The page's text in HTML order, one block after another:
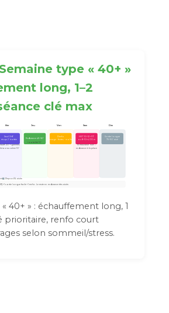
type « 40+ »
long, 1–2
clé max
Mer Jeu Ven Sam Dim
Seuil 3×8′
récup 2′ trottée
20′ + gammes
Retour au calme 10′
Endurance 45–60′
+ mobilité 10′
Renfo
gainage • fentes • mollets
HIIT 10–12×1′/1′
ou 8–10×400 m
Si mauvaise nuit →
endurance à la place
Sortie longue
75–90′ aisé
+ 1 sortie longue facile + 1 renfo. Le reste en endurance très aisée.
Repos/SL aisée
40+ » : échauffement long, 1
prioritaire, renfo court
selon sommeil/stress.